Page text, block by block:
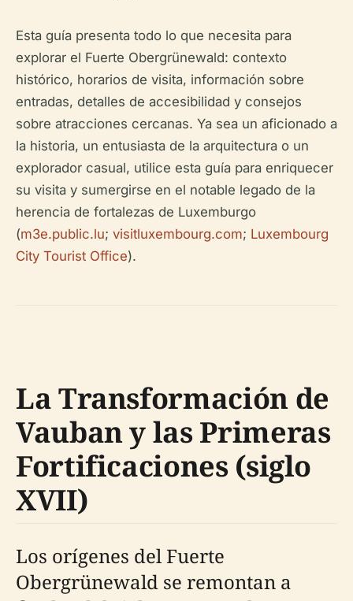
Esta guía presenta todo lo que necesita para
explorar el Fuerte Obergrünewald: contexto
histórico, horarios de visita, información sobre
entradas, detalles de accesibilidad y consejos
sobre atracciones cercanas. Ya sea un aficionado a
la historia, un entusiasta de la arquitectura o un
explorador casual, utilice esta guía para enriquecer
su visita y sumergirse en el notable legado de la
herencia de fortalezas de Luxemburgo
(m3e.public.lu; visitluxembourg.com; Luxembourg
City Tourist Office).
La Transformación de
Vauban y las Primeras
Fortificaciones (siglo
XVII)
Los orígenes del Fuerte
Obergrünewald se remontan a